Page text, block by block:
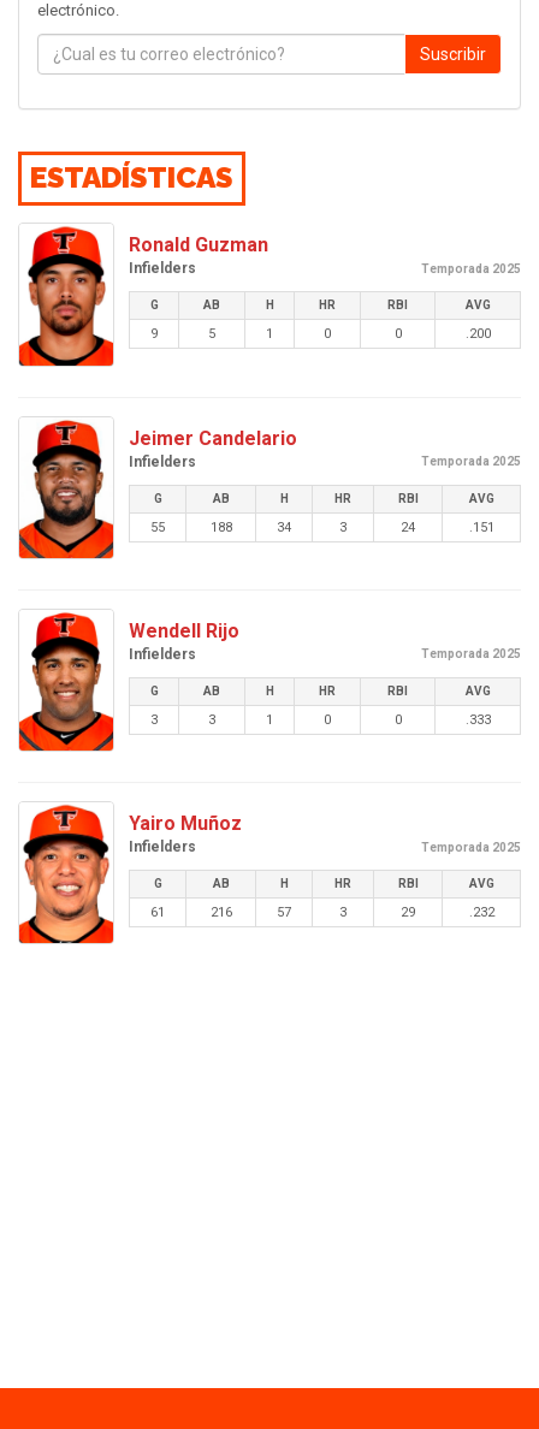
electrónico.
Suscribir
ESTADÍSTICAS
Ronald Guzman
Infielders Temporada 2025
G AB H HR RBI AVG
9 5 1 0 0 .200
Jeimer Candelario
Infielders Temporada 2025
G AB H HR RBI AVG
55 188 34 3 24 .151
Wendell Rijo
Infielders Temporada 2025
G AB H HR RBI AVG
3 3 1 0 0 .333
Yairo Muñoz
Infielders Temporada 2025
G AB H HR RBI AVG
61 216 57 3 29 .232